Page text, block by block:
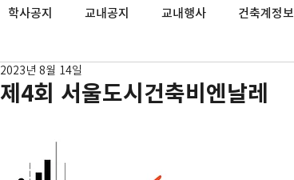
학사공지 교내공지 교내행사 건축계정보
제4회 서울도시건축비엔날레
2023년 8월 14일